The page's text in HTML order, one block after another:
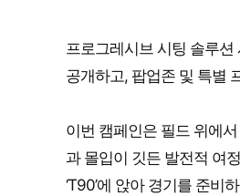
프로그레시브 시팅 솔루
공개하고, 팝업존 및 특별
이번 캠페인은 필드 위에
과 몰입이 깃든 발전적 여
‘T90’에 앉아 경기를 준비